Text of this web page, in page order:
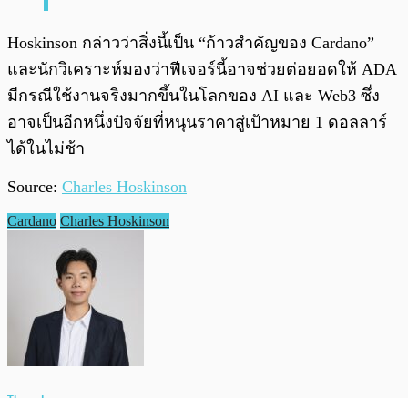
Hoskinson กล่าวว่าสิ่งนี้เป็น “ก้าวสำคัญของ Cardano”
และนักวิเคราะห์มองว่าฟีเจอร์นี้อาจช่วยต่อยอดให้ ADA
มีกรณีใช้งานจริงมากขึ้นในโลกของ AI และ Web3 ซึ่ง
อาจเป็นอีกหนึ่งปัจจัยที่หนุนราคาสู่เป้าหมาย 1 ดอลลาร์
ได้ในไม่ช้า
Source: Charles Hoskinson
Cardano Charles Hoskinson